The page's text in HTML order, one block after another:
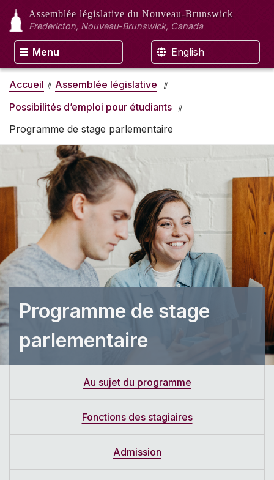
Assemblée législative du Nouveau-Brunswick
Fredericton, Nouveau-Brunswick, Canada
Menu English
Accueil
Assemblée législative
Possibilités d’emploi pour étudiants
Programme de stage parlementaire
Programme de stage
parlementaire
Au sujet du programme
Fonctions des stagiaires
Admission